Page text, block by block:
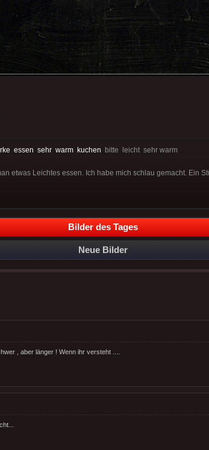
essen sehr warm kuchen bitte leicht sehr warm
etwas Leichtes essen. Ich habe mich schlau gemacht. Ein
Bilder des Tages
Neue Bilder
, aber länger ! Wenn ihr versteht ....